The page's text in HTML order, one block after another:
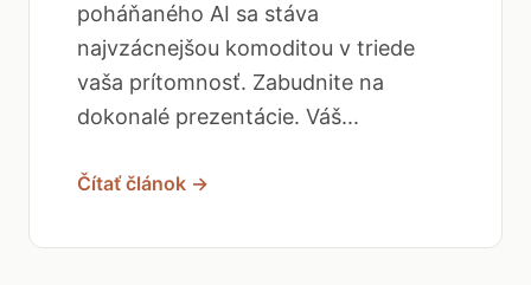
poháňaného AI sa stáva
najvzácnejšou komoditou v triede
vaša prítomnosť. Zabudnite na
dokonalé prezentácie. Váš...
Čítať článok →